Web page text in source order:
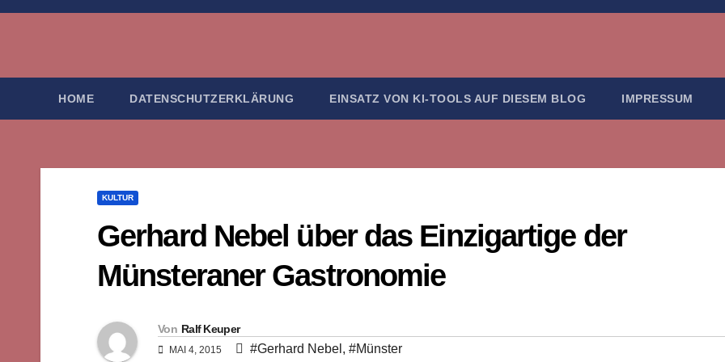
Zum
HOME DATENSCHUTZERKLÄRUNG EINSATZ VON KI-TOOLS AUF DIESEM BLOG IMPRESSUM
KULTUR
Gerhard Nebel über das Einzigartige der
Münsteraner Gastronomie
Von Ralf Keuper
MAI 4, 2015 #Gerhard Nebel , #Münster